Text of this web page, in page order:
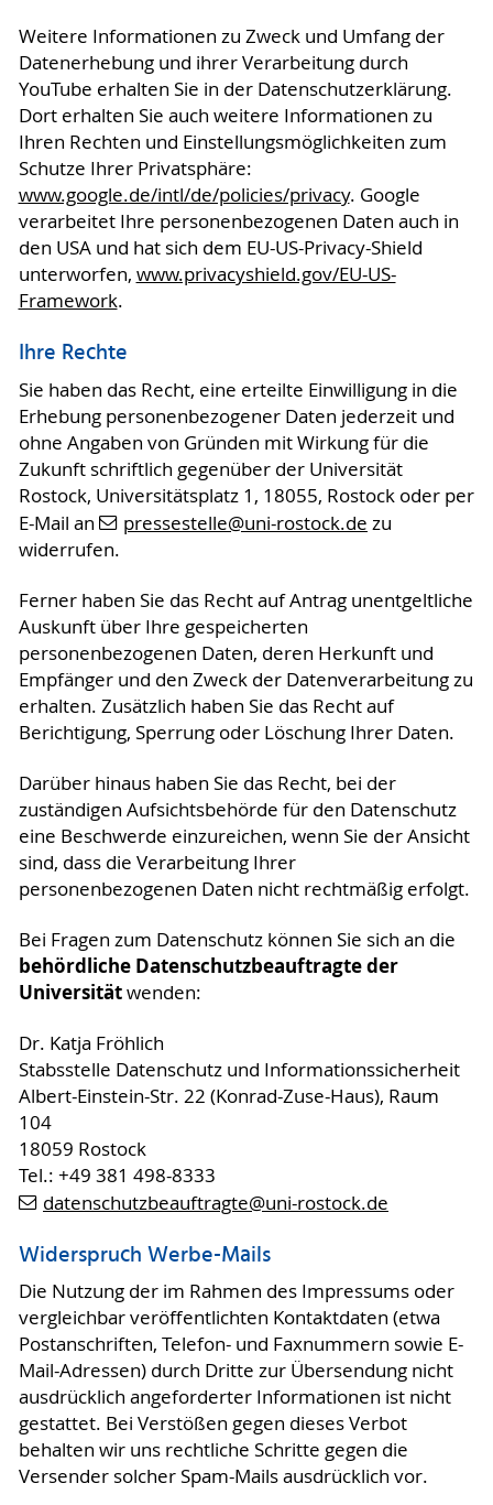
Weitere Informationen zu Zweck und Umfang der
Datenerhebung und ihrer Verarbeitung durch
YouTube erhalten Sie in der Datenschutzerklärung.
Dort erhalten Sie auch weitere Informationen zu
Ihren Rechten und Einstellungsmöglichkeiten zum
Schutze Ihrer Privatsphäre:
www.google.de/intl/de/policies/privacy. Google
verarbeitet Ihre personenbezogenen Daten auch in
den USA und hat sich dem EU-US-Privacy-Shield
unterworfen, www.privacyshield.gov/EU-US-
Framework.
Ihre Rechte
Sie haben das Recht, eine erteilte Einwilligung in die
Erhebung personenbezogener Daten jederzeit und
ohne Angaben von Gründen mit Wirkung für die
Zukunft schriftlich gegenüber der Universität
Rostock, Universitätsplatz 1, 18055, Rostock oder per
E-Mail an
pressestelle@uni-rostock.de zu
widerrufen.
Ferner haben Sie das Recht auf Antrag unentgeltliche
Auskunft über Ihre gespeicherten
personenbezogenen Daten, deren Herkunft und
Empfänger und den Zweck der Datenverarbeitung zu
erhalten. Zusätzlich haben Sie das Recht auf
Berichtigung, Sperrung oder Löschung Ihrer Daten.
Darüber hinaus haben Sie das Recht, bei der
zuständigen Aufsichtsbehörde für den Datenschutz
eine Beschwerde einzureichen, wenn Sie der Ansicht
sind, dass die Verarbeitung Ihrer
personenbezogenen Daten nicht rechtmäßig erfolgt.
Bei Fragen zum Datenschutz können Sie sich an die
behördliche Datenschutzbeauftragte der
Universitätwenden:
Dr. Katja Fröhlich
Stabsstelle Datenschutz und Informationssicherheit
Albert-Einstein-Str. 22 (Konrad-Zuse-Haus), Raum
104
18059 Rostock
Tel.: +49 381 498-8333
datenschutzbeauftragte@uni-rostock.de
Widerspruch Werbe-Mails
Die Nutzung der im Rahmen des Impressums oder
vergleichbar veröffentlichten Kontaktdaten (etwa
Postanschriften, Telefon- und Faxnummern sowie E-
Mail-Adressen) durch Dritte zur Übersendung nicht
ausdrücklich angeforderter Informationen ist nicht
gestattet. Bei Verstößen gegen dieses Verbot
behalten wir uns rechtliche Schritte gegen die
Versender solcher Spam-Mails ausdrücklich vor.